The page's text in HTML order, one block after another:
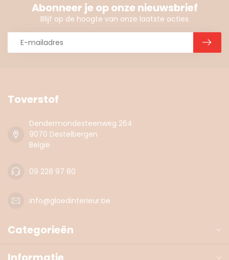
Abonneer je op onze nieuwsbrief
Blijf op de hoogte van onze laatste acties
Toverstof
Dendermondesteenweg 264
9070 Destelbergen
België
09 228 97 80
info@gloedinterieur.be
Categorieën